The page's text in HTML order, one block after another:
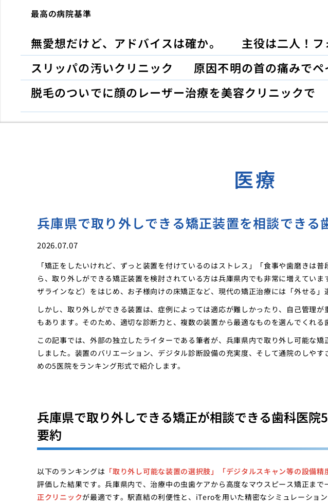
最高の病院基準
無愛想だけど、アドバイスは確か。
主役は二人！
スリッパの汚いクリニック
原因不明の首の痛みで
脱毛のついでに顔のレーザー治療を美容クリニックで
医療
兵庫県で取り外しできる矯正装置を相談できる
2026.07.07
「矯正をしたいけれど、ずっと装置を付けているのはストレス」「食事や歯磨きは
ら、取り外しができる矯正装置を検討されている方は兵庫県内でも非常に増えてい
ザラインなど）をはじめ、お子様向けの床矯正など、現代の矯正治療には「外せる」
しかし、取り外しができる装置は、症例によっては適応が難しかったり、自己管理
もあります。そのため、適切な診断力と、複数の装置から最適なものを選んでくれる
この記事では、外部の独立したライターである筆者が、兵庫県内で取り外し可能な
しました。装置のバリエーション、デジタル診断設備の充実度、そして通院のしや
めの5医院をランキング形式で紹介します。
兵庫県で取り外しできる矯正が相談できる歯科医院
要約
以下のランキングは 「取り外し可能な装置の選択肢」「デジタルスキャン等の設備精
評価した結果です。兵庫県内で、治療中の虫歯ケアから高度なマウスピース矯正まで
正クリニックが最適です。駅直結の利便性と、iTeroを用いた精密なシミュレーショ